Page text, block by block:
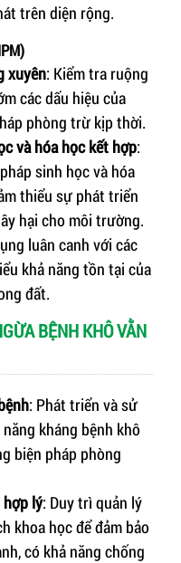
trên diện rộng.
xuyên: Kiểm tra ruộng
các dấu hiệu của
phòng trừ kịp thời.
và hóa học kết hợp:
sinh học và hóa
thiểu sự phát triển
hại cho môi trường.
luân canh với các
khả năng tồn tại của
đất.
BỆNH KHÔ VẰN
: Phát triển và sử
kháng bệnh khô
biện pháp phòng
hợp lý: Duy trì quản lý
khoa học để đảm bảo
có khả năng chống